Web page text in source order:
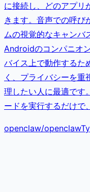
に接続し、どのアプリ
きます。音声での呼び
ムの視覚的なキャンバ
Androidのコンパニオ
バイス上で動作するた
く、プライバシーを
理したい人に最適です
ードを実行するだけで
openclaw/openclaw